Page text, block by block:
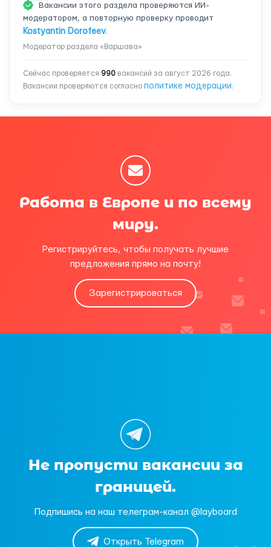
Вакансии этого раздела проверяются ИИ-
модератором, а повторную проверку проводит
Kostyantin Dorofeev.
Модератор раздела «Варшава»
Сейчас проверяется 990 вакансий за август 2026 года.
Вакансии проверяются согласно политике модерации.
Работа в Европе и по всему
миру.
Регистрируйтесь, чтобы получать лучшие
предложения прямо на почту!
Зарегистрироваться
Не пропусти вакансии за
границей.
Подпишись на наш телеграм-канал @layboard
Открыть Telegram